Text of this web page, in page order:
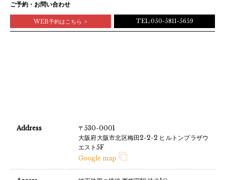
ご予約・お問い合わせ
WEB予約はこちら TEL:050-5811-5659
Address
〒530-0001
大阪府大阪市北区梅田2-2-2 ヒルトンプラザウ
エスト5F
Google map